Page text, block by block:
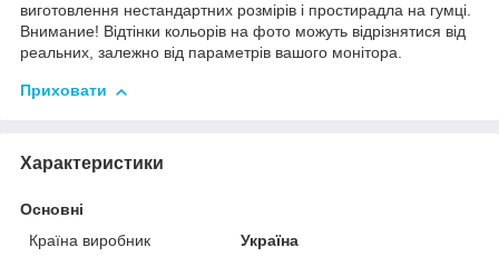
виготовлення нестандартних розмірів і простирадла на гумці.
Внимание! Відтінки кольорів на фото можуть відрізнятися від
реальних, залежно від параметрів вашого монітора.
Приховати
Характеристики
Основні
Країна виробник
Україна